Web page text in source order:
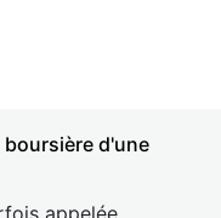
d'une
appelée